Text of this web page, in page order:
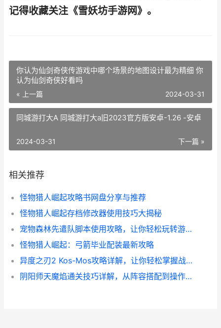
记得收藏关注《雪妖坊手游网》。
你认为仙剑奇侠传游戏中哪个场景的地图设计最为精细 你
认为仙剑奇侠好看吗
« 上一篇 2024-03-31
同城游打大A 同城游打大a旧2023官方版安卓-1.26 -安卓
下一篇 »
2024-03-31
相关推荐
怪物猎人崛起攻略书网盘分享与推荐
怪物猎人崛起存档修改器使用技巧大揭秘
宠物森林先遣队脚本使用攻略，让你轻松玩转游戏！
怪物猎人崛起：弓箭毕业配装最新攻略
异度之刃2 Kos-Mos攻略详解，让你轻松掌握战斗技巧
阴阳师天魔焰通关技巧详解，从阵容搭配到操作心得全都有！